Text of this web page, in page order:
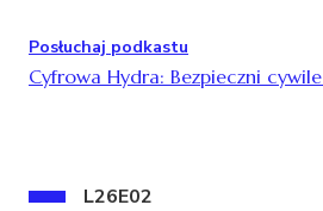
Posłuchaj podkastu
Cyfrowa Hydra: Bezpieczni cywile
L26E02